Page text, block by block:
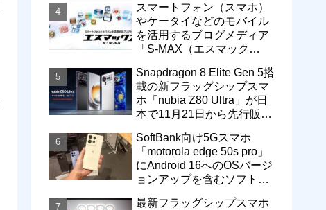
スマートフォン（スマホ）
やケータイなどのモバイル
を活用するブログメディア
「S-MAX（エスマック
Snapdragon 8 Elite Gen 5搭
載の新フラッグシップスマ
ホ「nubia Z80 Ultra」が日
本で11月21日から先行販
SoftBank向け5Gスマホ
「motorola edge 50s pro」
にAndroid 16へのOSバージ
ョンアップを含むソフトウ
最新フラッグシップスマホ